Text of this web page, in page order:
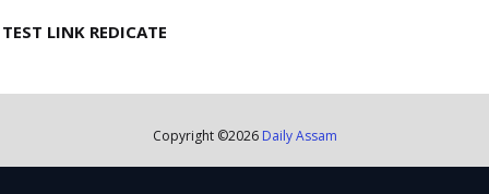
TEST LINK REDICATE
Copyright ©2026 Daily Assam